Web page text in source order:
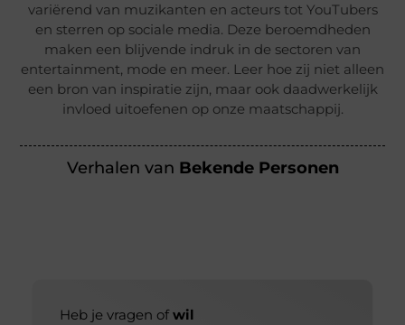
variërend van muzikanten en acteurs tot YouTubers
en sterren op sociale media. Deze beroemdheden
maken een blijvende indruk in de sectoren van
entertainment, mode en meer. Leer hoe zij niet alleen
een bron van inspiratie zijn, maar ook daadwerkelijk
invloed uitoefenen op onze maatschappij.
Verhalen van Bekende Personen
Heb je vragen ofwil